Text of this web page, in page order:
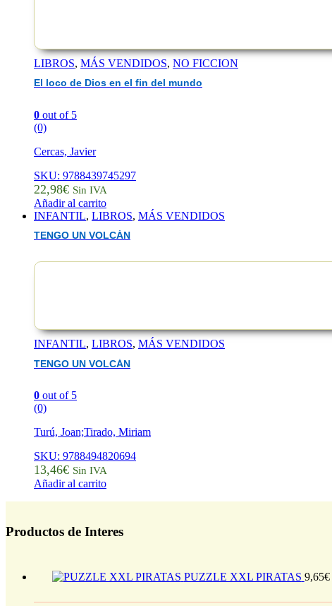
LIBROS, MÁS VENDIDOS, NO FICCION
El loco de Dios en el fin del mundo
0 out of 5
(0)
Cercas, Javier
SKU: 9788439745297
22,98€ Sin IVA
Añadir al carrito
INFANTIL, LIBROS, MÁS VENDIDOS
TENGO UN VOLCÁN
INFANTIL, LIBROS, MÁS VENDIDOS
TENGO UN VOLCÁN
0 out of 5
(0)
Turú, Joan;Tirado, Miriam
SKU: 9788494820694
13,46€ Sin IVA
Añadir al carrito
Productos de Interes
PUZZLE XXL PIRATAS 9,65€